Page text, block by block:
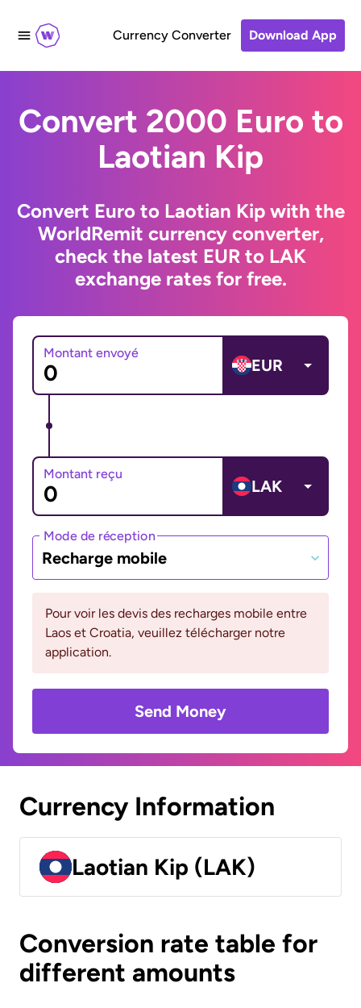
Currency Converter Download App
Convert 2000 Euro to
Laotian Kip
Convert Euro to Laotian Kip with the
WorldRemit currency converter,
check the latest EUR to LAK
exchange rates for free.
Montant envoyé
EUR
Montant reçu
LAK
Mode de réception
Recharge mobile
Pour voir les devis des recharges mobile entre
Laos et Croatia, veuillez télécharger notre
application.
Send Money
Currency Information
Laotian Kip (LAK)
Conversion rate table for
different amounts